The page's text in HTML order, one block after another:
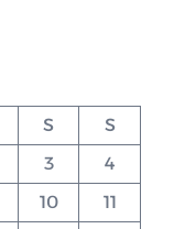
S
S
3
4
10
11